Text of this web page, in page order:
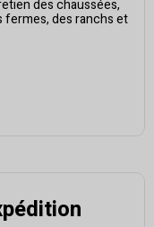
des chaussées,
fermes, des ranchs et